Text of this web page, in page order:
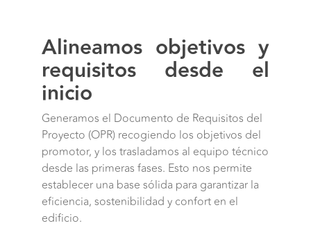
Alineamos objetivos y
requisitos desde el
inicio
Generamos el Documento de Requisitos del
Proyecto (OPR) recogiendo los objetivos del
promotor, y los trasladamos al equipo técnico
desde las primeras fases. Esto nos permite
establecer una base sólida para garantizar la
eficiencia, sostenibilidad y confort en el
edificio.